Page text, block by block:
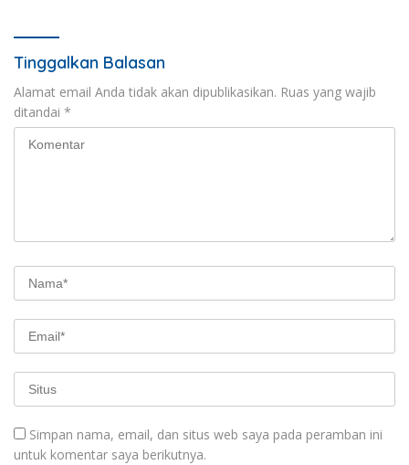
Tinggalkan Balasan
Alamat email Anda tidak akan dipublikasikan. Ruas yang wajib
ditandai *
Simpan nama, email, dan situs web saya pada peramban ini
untuk komentar saya berikutnya.